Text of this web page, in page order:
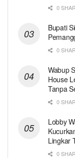
0
Bupati
0
Wabup
House
Tanpa
0
Lobby
Lingkar
0